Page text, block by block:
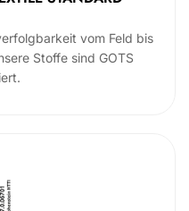
vom Feld bis
Stoffe sind GOTS